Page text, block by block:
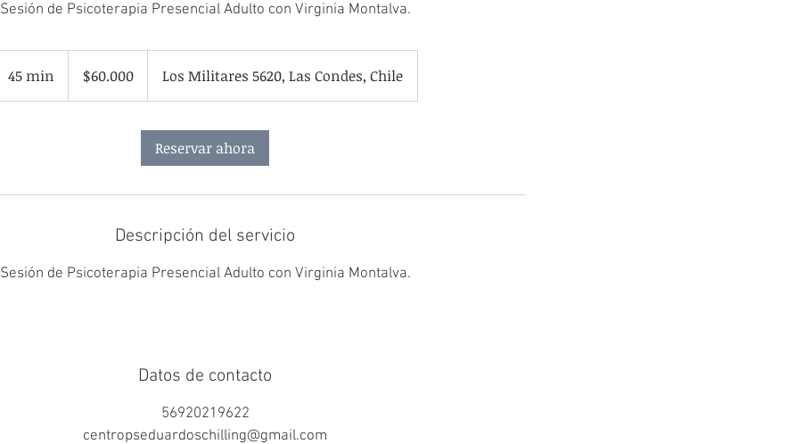
Sesión de Psicoterapia Presencial Adulto con Virginia Montalva.
45 min
5
chilenos
$60.000 Los Militares 5620, Las Condes, Chile
Reservar ahora
Descripción del servicio
Sesión de Psicoterapia Presencial Adulto con Virginia Montalva.
Datos de contacto
56920219622
centropseduardoschilling@gmail.com